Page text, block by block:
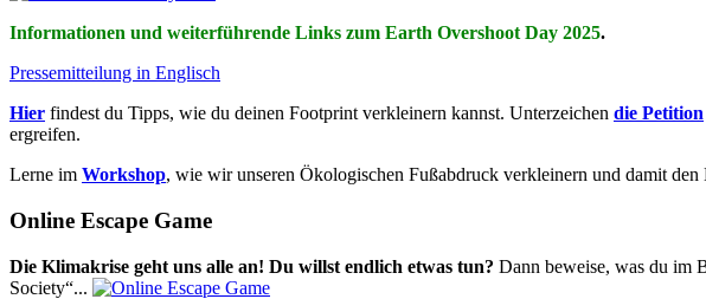
Informationen und weiterführende Links zum Earth Overshoot Day 2025.
Pressemitteilung in Englisch
Hier findest du Tipps, wie du deinen Footprint verkleinern kannst. Unterzeichen die Petition
ergreifen.
Lerne im Workshop, wie wir unseren Ökologischen Fußabdruck verkleinern und damit
Online Escape Game
Die Klimakrise geht uns alle an! Du willst endlich etwas tun? Dann beweise, was du im
Society“...